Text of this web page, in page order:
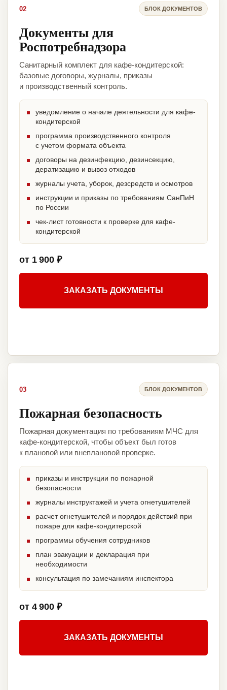
02 БЛОК ДОКУМЕНТОВ
Документы для
Роспотребнадзора
Санитарный комплект для кафе-кондитерской:
базовые договоры, журналы, приказы
и производственный контроль.
уведомление о начале деятельности для кафе-
кондитерской
программа производственного контроля
с учетом формата объекта
договоры на дезинфекцию, дезинсекцию,
дератизацию и вывоз отходов
журналы учета, уборок, дезсредств и осмотров
инструкции и приказы по требованиям СанПиН
по России
чек-лист готовности к проверке для кафе-
кондитерской
от 1 900 ₽
ЗАКАЗАТЬ ДОКУМЕНТЫ
03 БЛОК ДОКУМЕНТОВ
Пожарная безопасность
Пожарная документация по требованиям МЧС для
кафе-кондитерской, чтобы объект был готов
к плановой или внеплановой проверке.
приказы и инструкции по пожарной
безопасности
журналы инструктажей и учета огнетушителей
расчет огнетушителей и порядок действий при
пожаре для кафе-кондитерской
программы обучения сотрудников
план эвакуации и декларация при
необходимости
консультация по замечаниям инспектора
от 4 900 ₽
ЗАКАЗАТЬ ДОКУМЕНТЫ